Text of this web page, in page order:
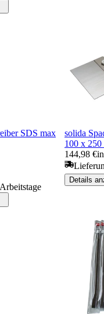
SDS max
solida
100 x 250
144,98 €
Details